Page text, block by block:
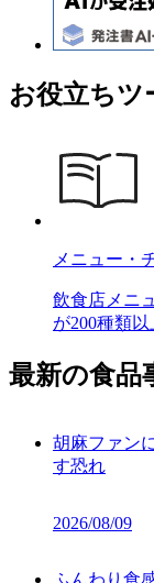
お役立ちツ
メニュー・
飲食店メニ
が200種類以
最新の食品
胡麻ファン
す恐れ
2026/08/09
ふんわり食